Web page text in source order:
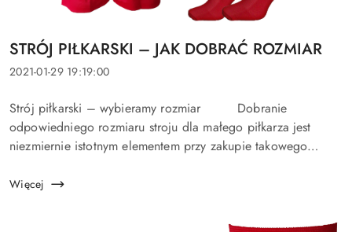
Tytuł
artykułu:
STRÓJ PIŁKARSKI – JAK DOBRAĆ ROZMIAR
Data
2021-01-29 19:19:00
Treść
artykułu:
Strój piłkarski – wybieramy rozmiar Dobranie
odpowiedniego rozmiaru stroju dla małego piłkarza jest
niezmiernie istotnym elementem przy zakupie takowego
Więcej